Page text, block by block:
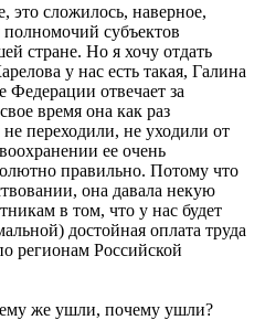
это сложилось, наверное,
субъектов
стране. Но я хочу отдать
у нас есть такая, Галина
Федерации отвечает за
время она как раз
переходили, не уходили от
ее очень
правильно. Потому что
она давала некую
в том, что у нас будет
достойная оплата труда
регионам Российской
же ушли, почему ушли?